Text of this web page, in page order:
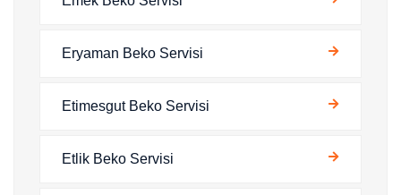
Eryaman Beko Servisi
Etimesgut Beko Servisi
Etlik Beko Servisi